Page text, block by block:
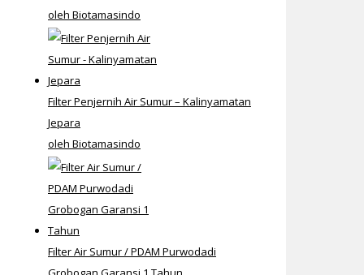
oleh Biotamasindo
Filter Penjernih Air Sumur – Kalinyamatan
Jepara
oleh Biotamasindo
Filter Air Sumur / PDAM Purwodadi